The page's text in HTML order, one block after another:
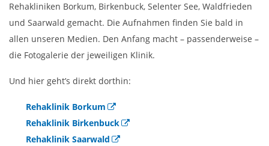
Rehakliniken Borkum, Birkenbuck, Selenter See, Waldfrieden
und Saarwald gemacht. Die Aufnahmen finden Sie bald in
allen unseren Medien. Den Anfang macht – passenderweise –
die Fotogalerie der jeweiligen Klinik.
Und hier geht’s direkt dorthin:
Rehaklinik Borkum
Rehaklinik Birkenbuck
Rehaklinik Saarwald